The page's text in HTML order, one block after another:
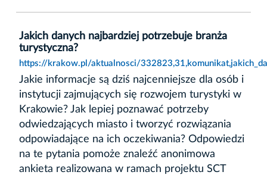
Jakich danych najbardziej potrzebuje branża
turystyczna?
https://krakow.pl/aktualnosci/
Jakie informacje są dziś najcenniejsze dla osób i
instytucji zajmujących się rozwojem turystyki w
Krakowie? Jak lepiej poznawać potrzeby
odwiedzających miasto i tworzyć rozwiązania
odpowiadające na ich oczekiwania? Odpowiedzi
na te pytania pomoże znaleźć anonimowa
ankieta realizowana w ramach projektu SCT